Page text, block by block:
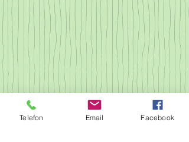
Telefon Email Facebook